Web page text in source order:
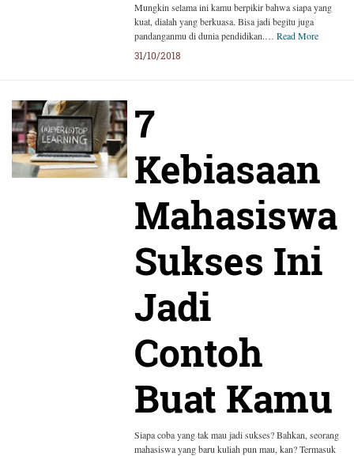
Mungkin selama ini kamu berpikir bahwa siapa yang
kuat, dialah yang berkuasa. Bisa jadi begitu juga
pandanganmu di dunia pendidikan.… Read More
31/10/2018
7
Kebiasaan
Mahasiswa
Sukses Ini
Jadi
Contoh
Buat Kamu
Siapa coba yang tak mau jadi sukses? Bahkan, seorang
mahasiswa yang baru kuliah pun mau, kan? Termasuk